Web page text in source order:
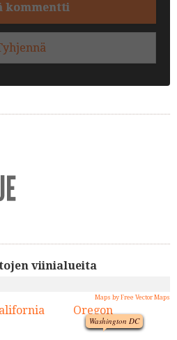
kommentti
viinialueita
Washington DC
1.
Maps by Free Vector Maps
Oregon